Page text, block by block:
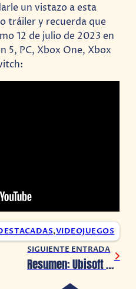
un vistazo a esta
tráiler y recuerda que
12 de julio de 2023 en
5, PC, Xbox One, Xbox
,VIDEOJUEGOS
SIGUIENTE ENTRADA
Resumen: Ubisoft Forward 2023